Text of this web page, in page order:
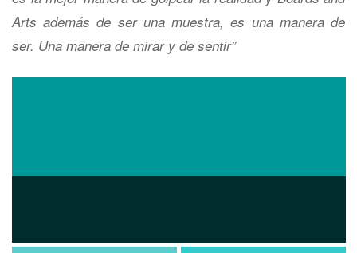
Arts además de ser una muestra, es una manera de
ser. Una manera de mirar y de sentir”